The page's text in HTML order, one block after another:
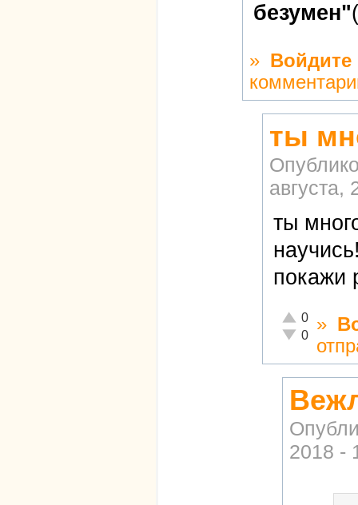
безумен"
» Войдите
ты
августа,
ты
покажи
Отлично!
0
Неадекватно!
0
»
2018 -